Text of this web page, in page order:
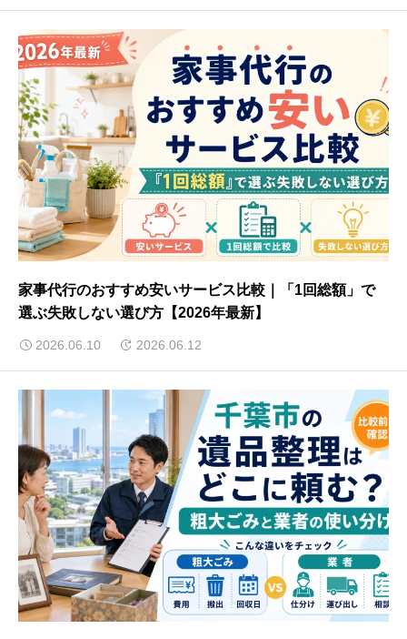
家事代行のおすすめ安いサービス比較｜「1回総額」で
選ぶ失敗しない選び方【2026年最新】
2026.06.10 2026.06.12